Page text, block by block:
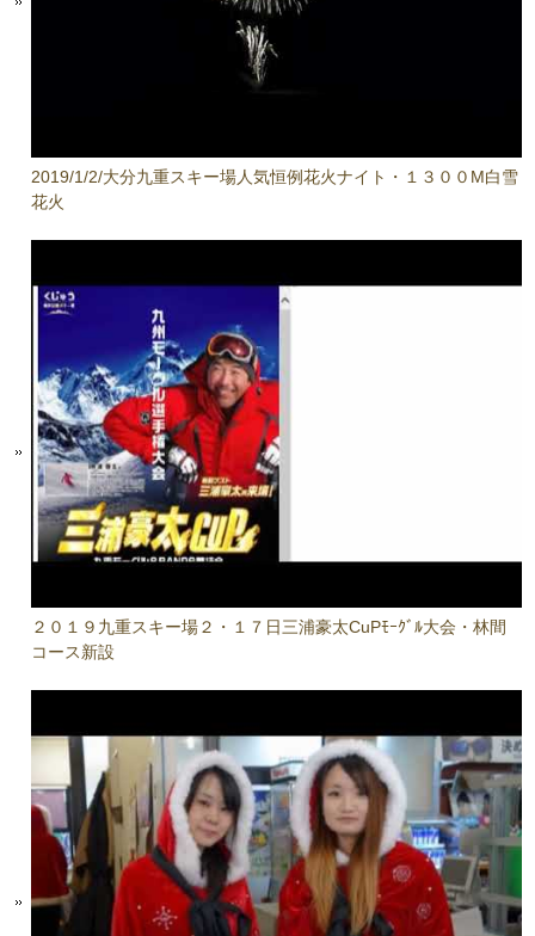
2019/1/2/大分九重スキー場人気恒例花火ナイト・１３００M白雪
花火
２０１９九重スキー場２・１７日三浦豪太CuPﾓｰｸﾞﾙ大会・林間
コース新設